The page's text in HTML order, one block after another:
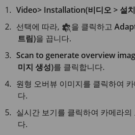
Video> Installation(비디오 > 설
선택에 따라,
을 클릭하고
트림)을 끕니다.
Scan to generate overview
미지 생성)를 클릭합니다.
원형 오버뷰 이미지를 클릭하여
다.
실시간 보기를 클릭하여 카메라
다.